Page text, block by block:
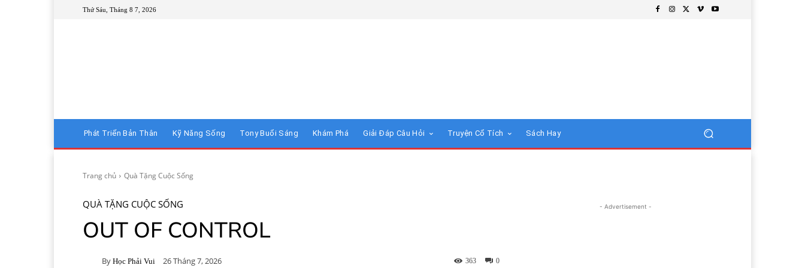
Thứ Sáu, Tháng 8 7, 2026
Phát Triển Bản Thân Kỹ Năng Sống Tony Buổi Sáng Khám Phá Giải Đáp Câu Hỏi Truyện Cổ Tích Sách Hay
Trang chủ Quà Tặng Cuộc Sống
QUÀ TẶNG CUỘC SỐNG
OUT OF CONTROL
By Học Phải Vui 26 Tháng 7, 2026 0
363
- Advertisement -